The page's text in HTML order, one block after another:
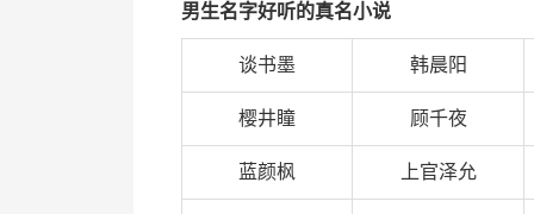
男生名字好听的真名小说
谈书墨 韩晨阳
樱井瞳 顾千夜
蓝颜枫 上官泽允